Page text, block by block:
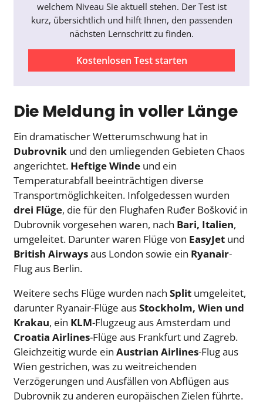
welchem Niveau Sie aktuell stehen. Der Test ist
kurz, übersichtlich und hilft Ihnen, den passenden
nächsten Lernschritt zu finden.
Kostenlosen Test starten
Die Meldung in voller Länge
Ein dramatischer Wetterumschwung hat in
Dubrovnik und den umliegenden Gebieten Chaos
angerichtet. Heftige Winde und ein
Temperaturabfall beeinträchtigen diverse
Transportmöglichkeiten. Infolgedessen wurden
drei Flüge, die für den Flughafen Ruđer Bošković in
Dubrovnik vorgesehen waren, nach Bari, Italien,
umgeleitet. Darunter waren Flüge von EasyJet und
British Airwaysaus London sowie ein Ryanair-
Flug aus Berlin.
Weitere sechs Flüge wurden nach Split umgeleitet,
darunter Ryanair-Flüge ausStockholm, Wien und
Krakau, ein KLM-Flugzeug aus Amsterdam und
Croatia Airlines-Flüge aus Frankfurt und Zagreb.
Gleichzeitig wurde ein Austrian Airlines-Flug aus
Wien gestrichen, was zu weitreichenden
Verzögerungen und Ausfällen von Abflügen aus
Dubrovnik zu anderen europäischen Zielen führte.